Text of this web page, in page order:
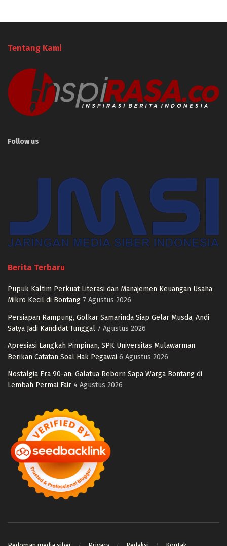
Tentang Kami
Follow us
Berita Terbaru
Pupuk Kaltim Perkuat Literasi dan Manajemen Keuangan Usaha
Mikro Kecil di Bontang 7 Agustus 2026
Persiapan Rampung, Golkar Samarinda Siap Gelar Musda, Andi
Satya Jadi Kandidat Tunggal 7 Agustus 2026
Apresiasi Langkah Pimpinan, SPK Universitas Mulawarman
Berikan Catatan Soal Hak Pegawai 6 Agustus 2026
Nostalgia Era 90-an: Galatua Reborn Sapa Warga Bontang di
Lembah Permai Fair 4 Agustus 2026